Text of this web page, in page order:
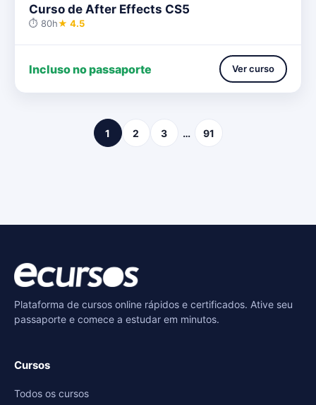
Curso de After Effects CS5
⏱ 80h★ 4.5
Incluso no passaporte Ver curso
1 2 3 … 91
Plataforma de cursos online rápidos e certificados. Ative seu
passaporte e comece a estudar em minutos.
Cursos
Todos os cursos